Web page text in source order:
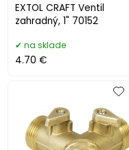
EXTOL CRAFT Ventil
zahradný, 1" 70152
na sklade
4.70 €